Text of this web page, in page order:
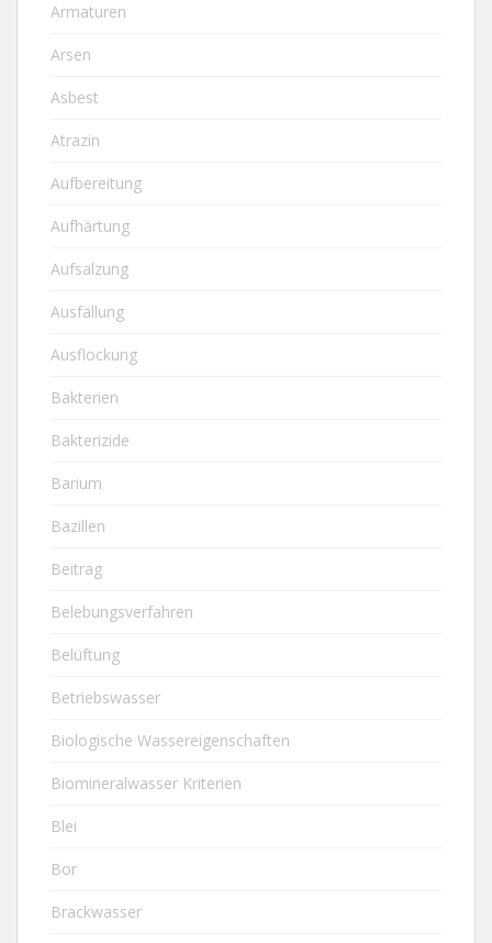
Armaturen
Arsen
Asbest
Atrazin
Aufbereitung
Aufhärtung
Aufsalzung
Ausfällung
Ausflockung
Bakterien
Bakterizide
Barium
Bazillen
Beitrag
Belebungsverfahren
Belüftung
Betriebswasser
Biologische Wassereigenschaften
Biomineralwasser Kriterien
Blei
Bor
Brackwasser